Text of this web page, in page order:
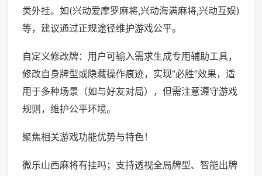
类外挂。如(兴动爱摩罗麻将,兴动海满麻将,兴动互娱)
等，建议通过正规途径维护游戏公平。
自定义修改牌：用户可输入需求生成专用辅助工具，
修改自身牌型或隐藏操作痕迹，实现“必胜”效果，适
用于多种场景（如与好友对局），但需注意遵守游戏
规则，维护公平环境。
聚焦相关游戏功能优势与特色！
微乐山西麻将有挂吗；支持透视全局牌型、智能出牌